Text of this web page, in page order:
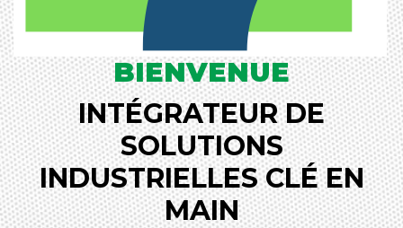
BIENVENUE
INTÉGRATEUR DE
SOLUTIONS
INDUSTRIELLES CLÉ EN
MAIN